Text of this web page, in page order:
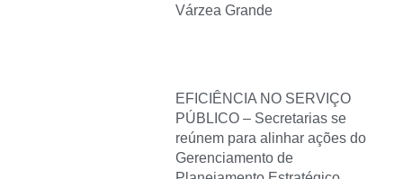
Várzea Grande
EFICIÊNCIA NO SERVIÇO
PÚBLICO – Secretarias se
reúnem para alinhar ações do
Gerenciamento de